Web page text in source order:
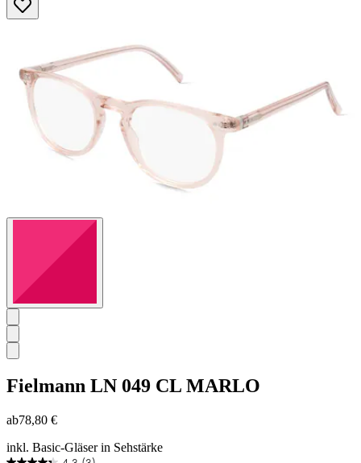
von
5
Bewertung
Fielmann LN 049 CL MARLO
ab78,80 €
inkl. Basic-Gläser in Sehstärke